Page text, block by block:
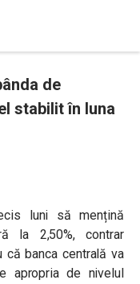
de
stabilit în luna
luni să mențină
la 2,50%, contrar
că banca centrală va
apropria de nivelul